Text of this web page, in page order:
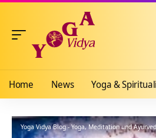
Home News Yoga &
Yoga Vidya Blog - Yoga, Meditation und